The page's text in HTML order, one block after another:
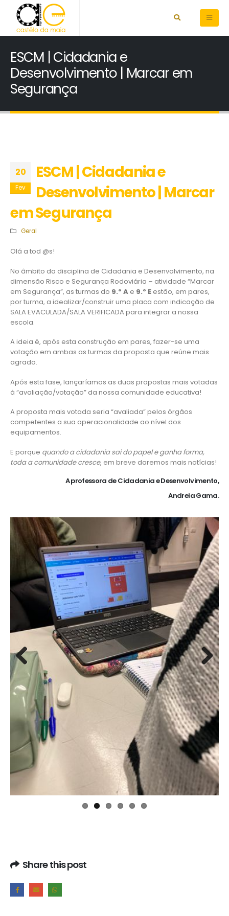
ESCM | Cidadania e
Desenvolvimento | Marcar em
Segurança
20
Fev
ESCM | Cidadania e
Desenvolvimento | Marcar
em Segurança
Geral
Olá a tod @s!
No âmbito da disciplina de Cidadania e Desenvolvimento, na
dimensão Risco e Segurança Rodoviária – atividade “Marcar
em Segurança”, as turmas do 9.º A e 9.º E estão, em pares,
por turma, a idealizar/construir uma placa com indicação de
SALA EVACULADA/SALA VERIFICADA para integrar a nossa
escola.
A ideia é, após esta construção em pares, fazer-se uma
votação em ambas as turmas da proposta que reúne mais
agrado.
Após esta fase, lançaríamos as duas propostas mais votadas
à “avaliação/votação” da nossa comunidade educativa!
A proposta mais votada seria “avaliada” pelos órgãos
competentes a sua operacionalidade ao nível dos
equipamentos.
E porque quando a cidadania sai do papel e ganha forma,
toda a comunidade cresce, em breve daremos mais notícias!
A professora de Cidadania e Desenvolvimento,
Andreia Gama.
Previous Next
Share this post